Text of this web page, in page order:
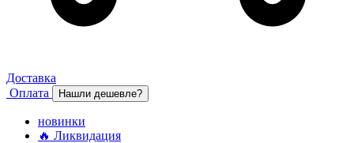
Доставка
Оплата
Нашли дешевле?
новинки
🔥 Ликвидация